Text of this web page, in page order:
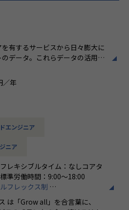
ができる
域の充実した研修環境
有するサービスから日々膨大に
データ。これらデータの活用を
値発揮する際に生じる様々な課
トを成長させて事業価値に繋げ
利用されているデータプロダク
トの運営を推進するメンバーを
務をご担当いただく予定です。
と発生課題の解決
テム運用業務全般
／年
エンジニア
ニア
レキシブルタイム：なしコアタ
イム：なし 標準労働時間：9:00〜18:00
フレックス制
有無： 有（月平均5時間～10時
は「Grow all」を合言葉に、